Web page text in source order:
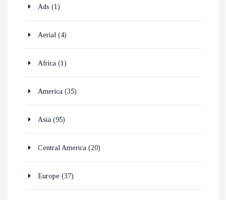
Ads (1)
Aerial (4)
Africa (1)
America (35)
Asia (95)
Central America (20)
Europe (37)